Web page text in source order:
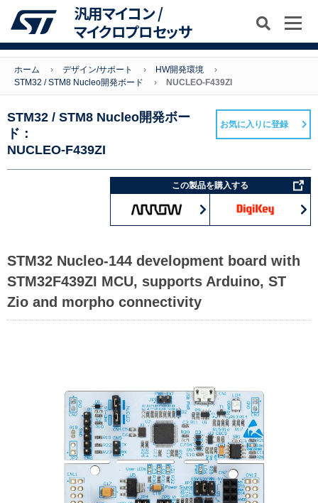
汎用マイコン /
マイクロプロセッサ
ホーム デザイン/サポート
HW開発環境
STM32 / STM8 Nucleo開発ボード
NUCLEO-F439ZI
STM32 / STM8 Nucleo開発ボー
ド：
NUCLEO-F439ZI
この製品を購入する
お気に入りに登録
STM32 Nucleo-144 development board with
STM32F439ZI MCU, supports Arduino, ST
Zio and morpho connectivity